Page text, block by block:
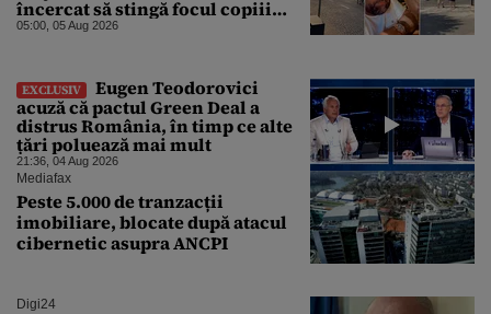
încercat să stingă focul copiii
presupusei clarvăzătoare
05:00, 05 Aug 2026
EXCLUSIV
Eugen Teodorovici
acuză că pactul Green Deal a
distrus România, în timp ce alte
țări poluează mai mult
21:36, 04 Aug 2026
Mediafax
Peste 5.000 de tranzacții
imobiliare, blocate după atacul
cibernetic asupra ANCPI
Digi24